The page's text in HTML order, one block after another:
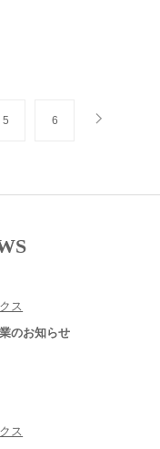
5 6
ス
のお知らせ
ス